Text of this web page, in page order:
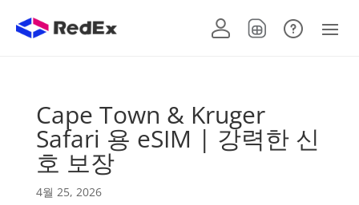
Cape Town & Kruger
Safari 용 eSIM | 강력한 신
호 보장
4월 25, 2026